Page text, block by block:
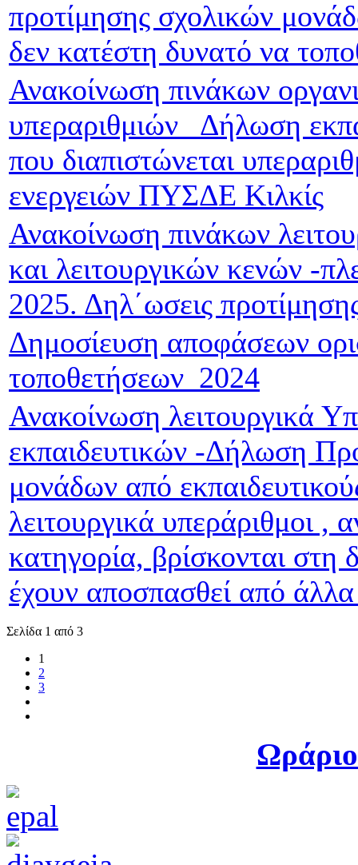
προτίμησης σχολικών
δεν κατέστη δυνατό να
Ανακοίνωση πινάκων
υπεραριθμιών_ Δήλωση
που διαπιστώνεται
ενεργειών ΠΥΣΔΕ Κιλκίς
Ανακοίνωση πινάκων
και λειτουργικών κενών -
2025. Δηλ΄ωσεις
Δημοσίευση αποφάσεων
τοποθετήσεων_2024
Ανακοίνωση λειτουργικά
εκπαιδευτικών -Δήλωση
μονάδων από
λειτουργικά υπεράριθμοι ,
κατηγορία, βρίσκονται
έχουν αποσπασθεί από
Σελίδα 1 από 3
1
2
3